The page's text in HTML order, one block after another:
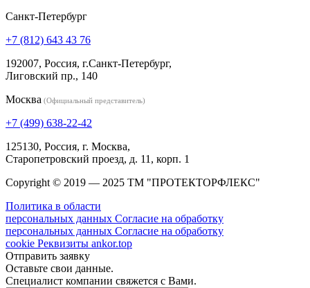
Санкт-Петербург
+7 (812) 643 43 76
192007, Россия, г.Санкт-Петербург,
Лиговский пр., 140
Москва (Официальный представитель)
+7 (499) 638-22-42
125130, Россия, г. Москва,
Старопетровский проезд, д. 11, корп. 1
Copyright © 2019 — 2025 ТМ "ПРОТЕКТОРФЛЕКС"
Политика в области
персональных данных Согласие на обработку
персональных данных Согласие на обработку
cookie Реквизиты ankor.top
Отправить заявку
Оставьте свои данные.
Специалист компании свяжется с Вами.